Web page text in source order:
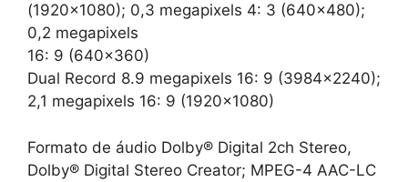
(1920×1080); 0,3 megapixels 4: 3 (640×480);
0,2 megapixels
16: 9 (640×360)
Dual Record 8.9 megapixels 16: 9 (3984×2240);
2,1 megapixels 16: 9 (1920×1080)
Formato de áudio Dolby® Digital 2ch Stereo,
Dolby® Digital Stereo Creator; MPEG-4 AAC-LC